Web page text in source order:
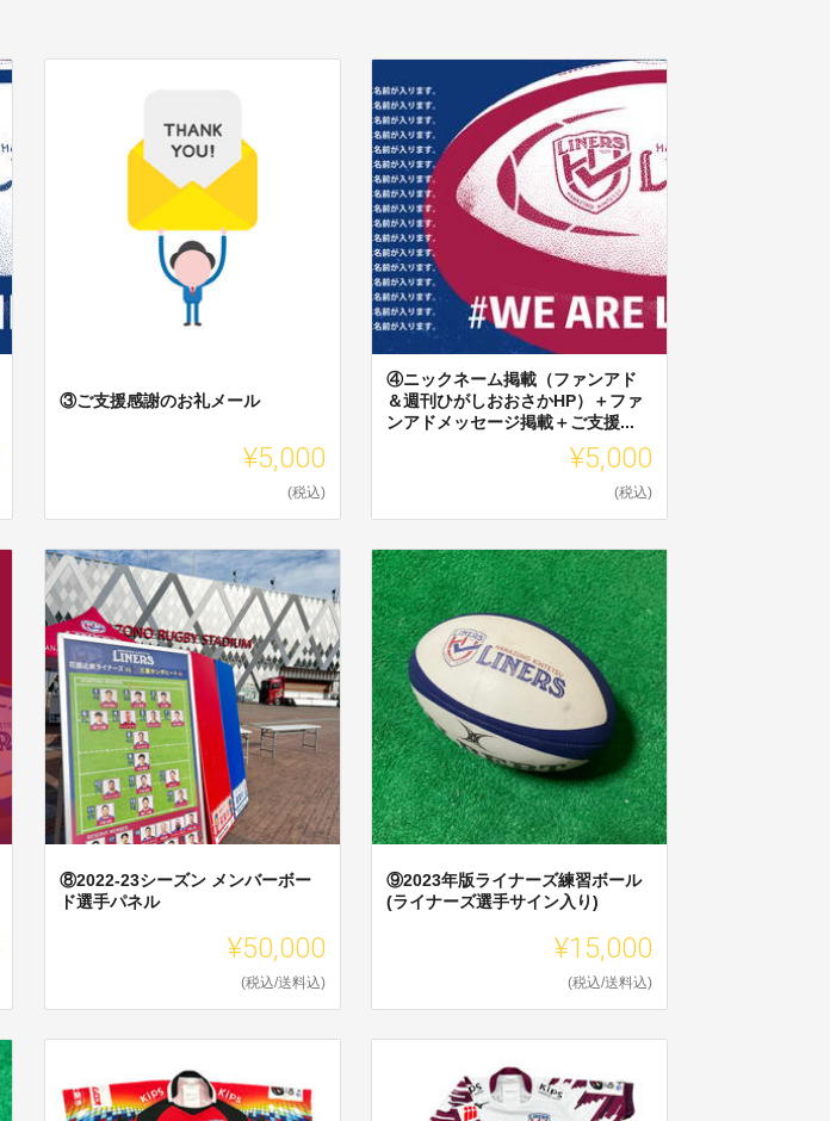
③ご支援感謝のお礼メール
¥5,000
(税込)
④ニックネーム掲載（ファンアド
＆週刊ひがしおおさかHP）＋ファ
ンアドメッセージ掲載＋ご支援...
¥5,000
(税込)
⑧2022-23シーズン メンバーボー
ド選手パネル
¥50,000
(税込/送料込)
⑨2023年版ライナーズ練習ボール
(ライナーズ選手サイン入り)
¥15,000
(税込/送料込)